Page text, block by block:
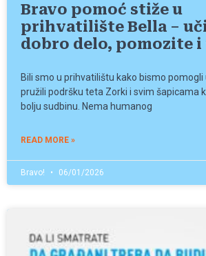
Bravo pomoć stiže u
prihvatilište Bella –
dobro delo, pomozite i
Bili smo u prihvatilištu kako bismo
pružili podršku teta Zorki i svim šapicama
bolju sudbinu. Nema humanog
READ MORE »
Bravo! 06/01/2026